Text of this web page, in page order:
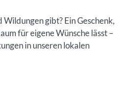
Wildungen gibt? Ein Geschenk,
für eigene Wünsche lässt –
in unseren lokalen